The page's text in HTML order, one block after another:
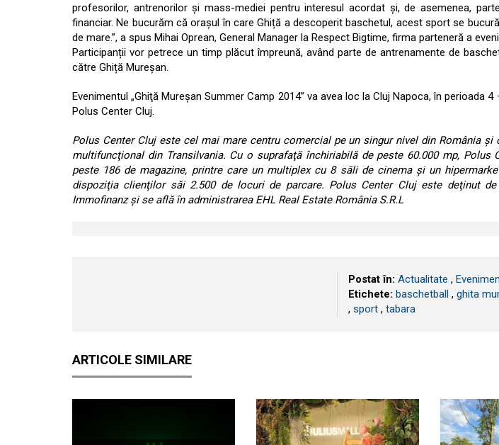
profesorilor, antrenorilor și mass-mediei pentru interesul acordat și, de asemenea,
financiar. Ne bucurăm că orașul în care Ghiță a descoperit baschetul, acest sport se
de mare.”, a spus Mihai Oprean, General Manager la Respect Bigtime, firma parteneră a
Participanții vor petrece un timp plăcut împreună, având parte de antrenamente de
către Ghiță Mureșan.
Evenimentul „Ghiţă Mureşan Summer Camp 2014” va avea loc la Cluj Napoca, în perioada
Polus Center Cluj.
Polus Center Cluj este cel mai mare centru comercial pe un singur nivel din România şi
multifuncţional din Transilvania. Cu o suprafaţă închiriabilă de peste 60.000 mp, Polus
peste 186 de magazine, printre care un multiplex cu 8 săli de cinema şi un
dispoziţia clienţilor săi 2.500 de locuri de parcare. Polus Center Cluj este deţinut
Immofinanz şi se află în administrarea EHL Real Estate România S.R.L
Postat în: Actualitate ,
Etichete: baschetball , ghita
, sport , tabara
ARTICOLE SIMILARE